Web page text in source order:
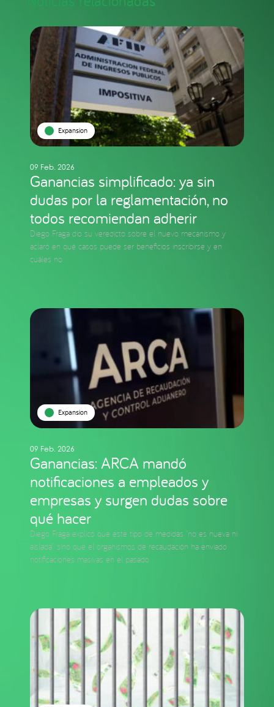
Expansion
09 Feb. 2026
Ganancias simplificado: ya sin
dudas por la reglamentación, no
todos recomiendan adherir
Diego Fraga dio su veredicto sobre el nuevo mecanismo y
aclaró en qué casos puede ser beneficios inscribirse y en
cuáles no
Expansion
09 Feb. 2026
Ganancias: ARCA mandó
notificaciones a empleados y
empresas y surgen dudas sobre
qué hacer
Diego Fraga explicó que este tipo de medidas “no es nueva ni
aislada”, sino que el organismos de recaudación ha enviado
notificaciones masivas en el pasado